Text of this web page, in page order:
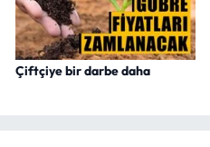
Çiftçiye bir darbe daha